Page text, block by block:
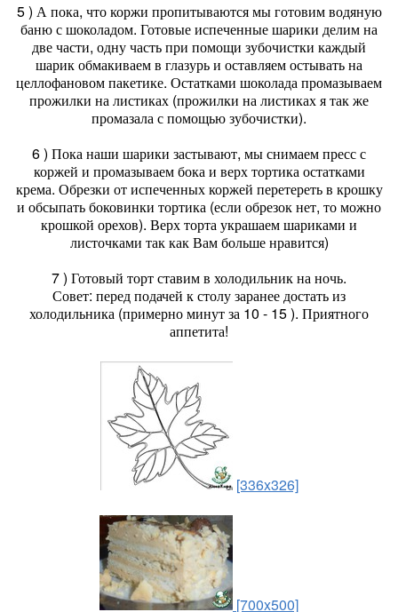
5 ) А пока, что коржи пропитываются мы готовим водяную
баню с шоколадом. Готовые испеченные шарики делим на
две части, одну часть при помощи зубочистки каждый
шарик обмакиваем в глазурь и оставляем остывать на
целлофановом пакетике. Остатками шоколада промазываем
прожилки на листиках (прожилки на листиках я так же
промазала с помощью зубочистки).
6 ) Пока наши шарики застывают, мы снимаем пресс с
коржей и промазываем бока и верх тортика остатками
крема. Обрезки от испеченных коржей перетереть в крошку
и обсыпать боковинки тортика (если обрезок нет, то можно
крошкой орехов). Верх торта украшаем шариками и
листочками так как Вам больше нравится)
7 ) Готовый торт ставим в холодильник на ночь.
Совет: перед подачей к столу заранее достать из
холодильника (примерно минут за 10 - 15 ). Приятного
аппетита!
[336x326]
[700x500]